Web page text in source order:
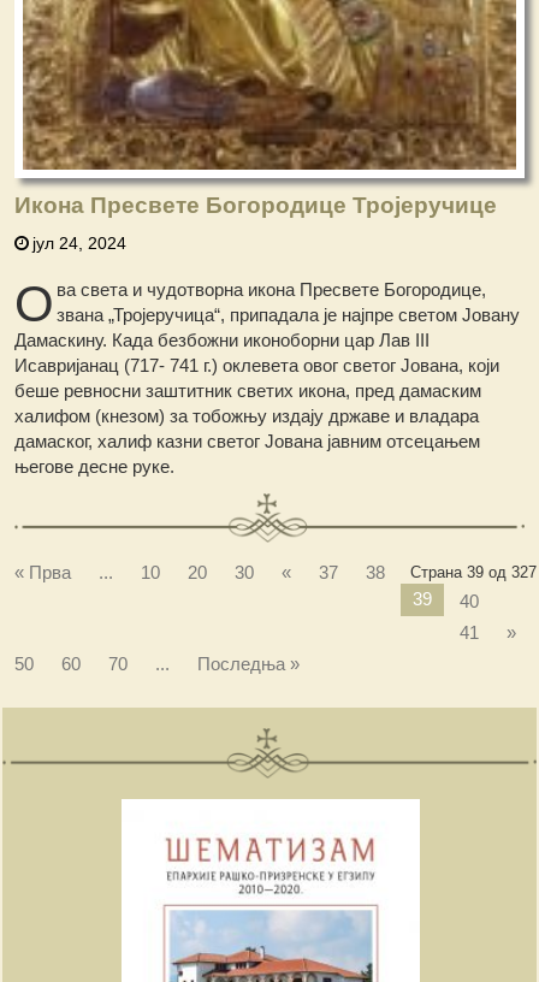
Икона Пресвете Богородице Тројеручице
јул 24, 2024
О ва света и чудотворна икона Пресвете Богородице,
звана „Тројеручица“, припадала је најпре светом Јовану
Дамаскину. Када безбожни иконоборни цар Лав III
Исавријанац (717- 741 г.) оклевета овог светог Јована, који
беше ревносни заштитник светих икона, пред дамаским
халифом (кнезом) за тобожњу издају државе и владара
дамаског, халиф казни светог Јована јавним отсецањем
његове десне руке.
Страна 39 од 327
« Прва ... 10 20 30 « 37
38
39
40
41
»
50
60 70 ... Последња »